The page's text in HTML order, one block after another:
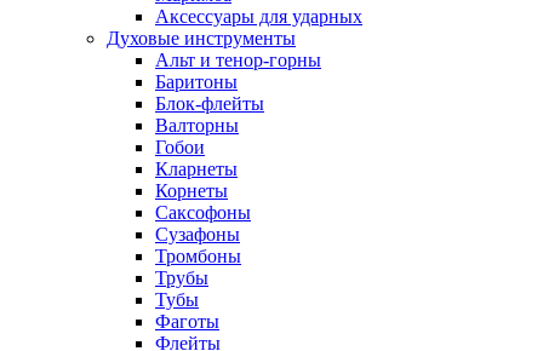
Аксессуары для ударных
Духовые инструменты
Альт и тенор-горны
Баритоны
Блок-флейты
Валторны
Гобои
Кларнеты
Корнеты
Саксофоны
Сузафоны
Тромбоны
Трубы
Тубы
Фаготы
Флейты